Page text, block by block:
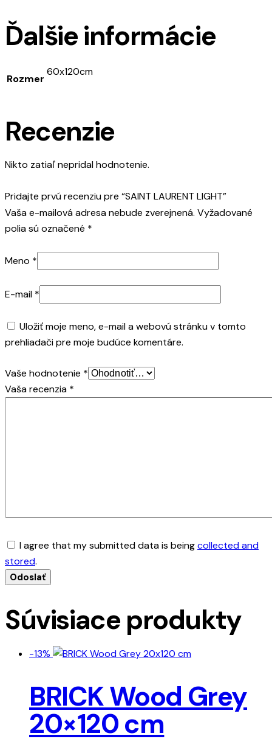
Ďalšie informácie
Rozmer
60x120cm
Recenzie
Nikto zatiaľ nepridal hodnotenie.
Pridajte prvú recenziu pre “SAINT LAURENT LIGHT”
Vaša e-mailová adresa nebude zverejnená. Vyžadované
polia sú označené *
Meno *
E-mail *
Uložiť moje meno, e-mail a webovú stránku v tomto
prehliadači pre moje budúce komentáre.
Vaše hodnotenie *
Vaša recenzia *
I agree that my submitted data is beingcollected and
stored.
Súvisiace produkty
-13%
BRICK Wood Grey
20×120 cm